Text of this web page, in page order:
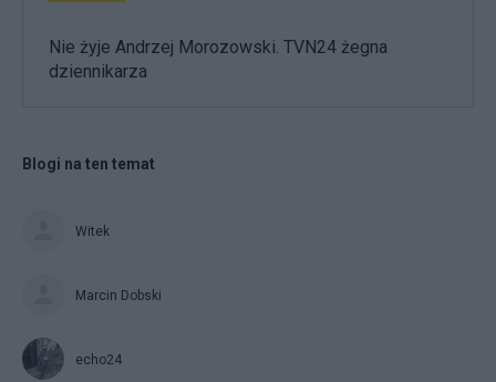
Nie żyje Andrzej Morozowski. TVN24 żegna
dziennikarza
Blogi na ten temat
Witek
Marcin Dobski
echo24